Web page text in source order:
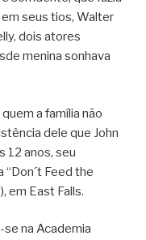
seus tios, Walter
dois atores
menina sonhava
a família não
dele que John
12 anos, seu
Feed the
em East Falls.
na Academia